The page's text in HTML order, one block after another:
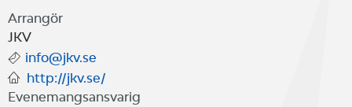
Arrangör
JKV
info@jkv.se
http://jkv.se/
Evenemangsansvarig